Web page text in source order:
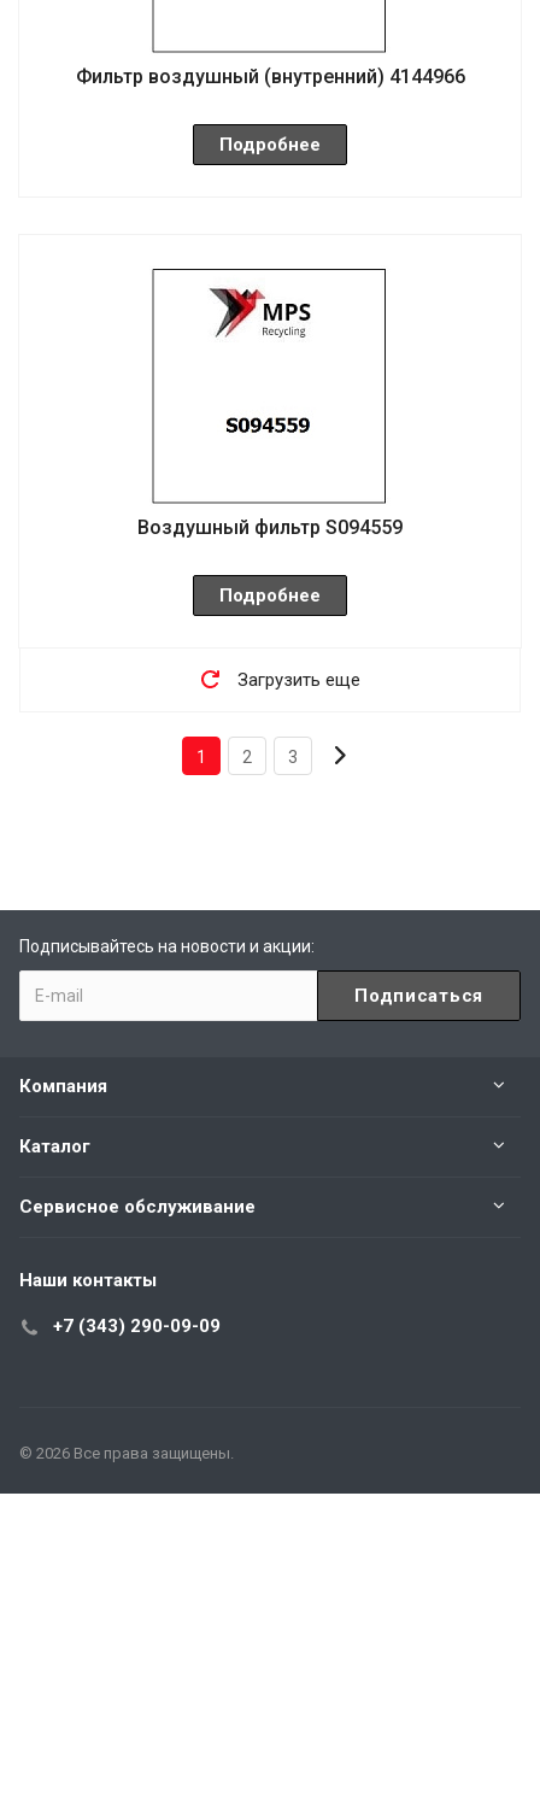
Фильтр воздушный (внутренний) 4144966
Подробнее
Воздушный фильтр S094559
Подробнее
Загрузить еще
1 2 3
Подписывайтесь на новости и акции:
Компания
Каталог
Сервисное обслуживание
Наши контакты
+7 (343) 290-09-09
© 2026 Все права защищены.